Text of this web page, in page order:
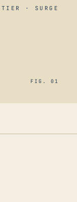
TIER · SURGE
FIG. 01